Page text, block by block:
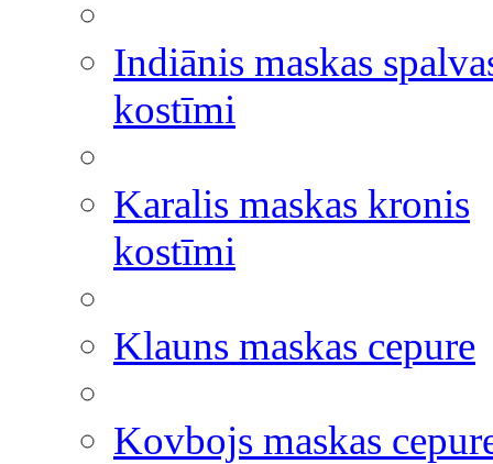
Indiānis maskas
kostīmi
Karalis maskas kronis
kostīmi
Klauns maskas cepure
Kovbojs maskas